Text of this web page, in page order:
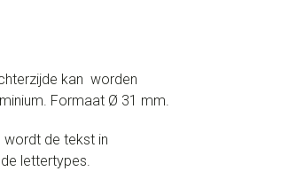
kan worden
Formaat Ø 31 mm.
wordt de tekst in
lettertypes.